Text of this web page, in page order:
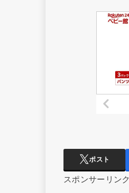
ポスト
スポンサーリンク